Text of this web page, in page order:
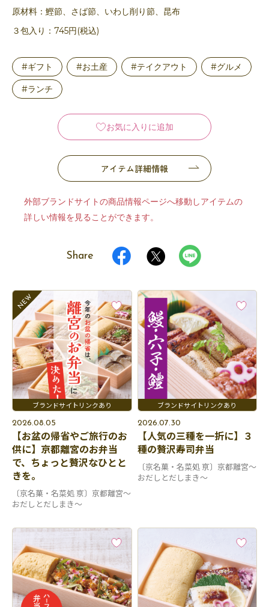
原材料：鰹節、さば節、いわし削り節、昆布
３包入り：745円(税込)
#ギフト #お土産 #テイクアウト #グルメ
#ランチ
お気に入りに追加
アイテム詳細情報
外部ブランドサイトの商品情報ページへ移動しアイテムの
詳しい情報を見ることができます。
Share
2026.08.05
【お盆の帰省やご旅行のお
供に】京都離宮のお弁当
で、ちょっと贅沢なひとと
きを。
〔京名菓・名菜処 亰〕京都離宮～
おだしとだしまき～
2026.07.30
【人気の三種を一折に】３
種の贅沢寿司弁当
〔京名菓・名菜処 亰〕京都離宮～
おだしとだしまき～